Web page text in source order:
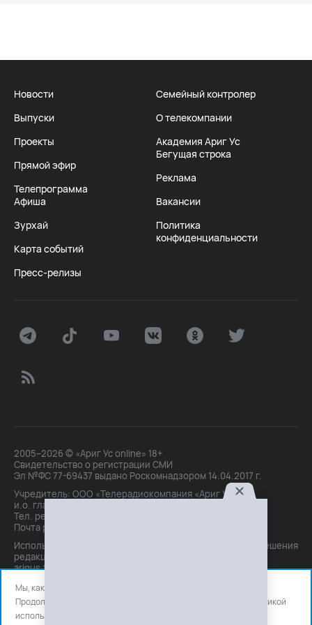
Новости
Выпуски
Проекты
Прямой эфир
Телепрограмма
Афиша
Зурхай
Карта событий
Пресс-релизы
Семейный контролер
О телекомпании
Академия Ариг Ус
Бегущая строка
Реклама
Вакансии
Политика
конфиденциальности
2005–2026 © «Ариг Ус online» 18+
Свидетельство о регистрации СМИ
Эл №ФС 77-69437 выдано Роскомнадзором 14.04.2017 г.
Учредитель: ООО «Телерадиокомпания «Ариг Ус»,
и.о. главного редактора: Маханова О.Б.
Тел. peдakции: +7(3012)21-30-14,
Почта peдakции: editor@arigus.tv
Использование материалов только с письменного разрешения
редакции. При цитировании прямая активная ссылка на
arigus.tv обязательна.
Мы, как и все используем файлы cookie и сервисы аналитики.
Продолжая использовать сайт, вы соглашаетесь с нашей
политикой
использования